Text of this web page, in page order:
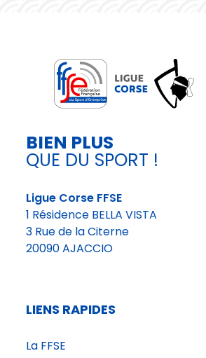
BIEN PLUS
QUE DU SPORT !
Ligue Corse FFSE
1 Résidence BELLA VISTA
3 Rue de la Citerne
20090 AJACCIO
LIENS RAPIDES
La FFSE